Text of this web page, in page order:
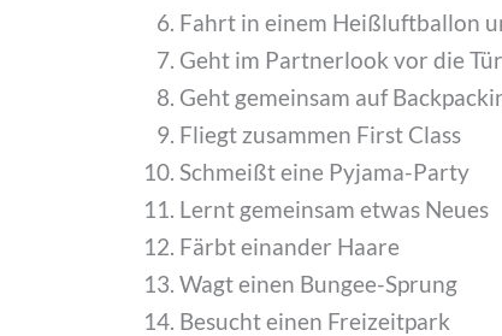
Fahrt in einem Heißluftballon
Geht im Partnerlook vor die Tür
Geht gemeinsam auf
Fliegt zusammen First Class
Schmeißt eine Pyjama-Party
Lernt gemeinsam etwas Neues
Färbt einander Haare
Wagt einen Bungee-Sprung
Besucht einen Freizeitpark